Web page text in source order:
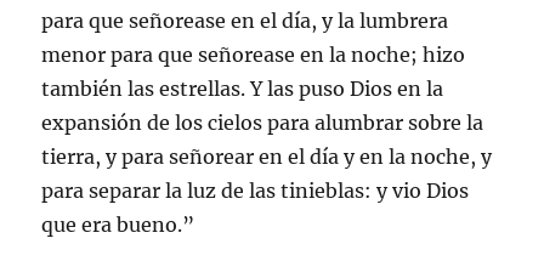
para que señorease en el día, y la lumbrera
menor para que señorease en la noche; hizo
también las estrellas. Y las puso Dios en la
expansión de los cielos para alumbrar sobre la
tierra, y para señorear en el día y en la noche, y
para separar la luz de las tinieblas: y vio Dios
que era bueno.”